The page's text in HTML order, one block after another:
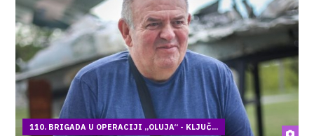
110. BRIGADA U OPERACIJI „OLUJA“ - KLJUČ...